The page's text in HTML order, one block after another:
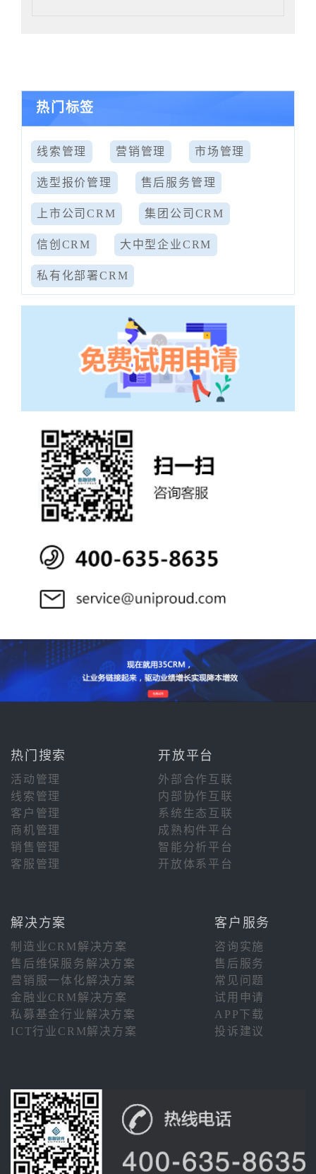
热门标签
线索管理 营销管理 市场管理
选型报价管理 售后服务管理
上市公司CRM 集团公司CRM
信创CRM 大中型企业CRM
私有化部署CRM
热门搜索 开放平台
活动管理
外部合作互联
线索管理
内部协作互联
客户管理
系统生态互联
商机管理
成熟构件平台
销售管理
智能分析平台
客服管理
开放体系平台
解决方案 客户服务
制造业CRM解决方案
咨询实施
售后维保服务解决方案
售后服务
营销服一体化解决方案
常见问题
金融业CRM解决方案
试用申请
私募基金行业解决方案
APP下载
ICT行业CRM解决方案
投诉建议